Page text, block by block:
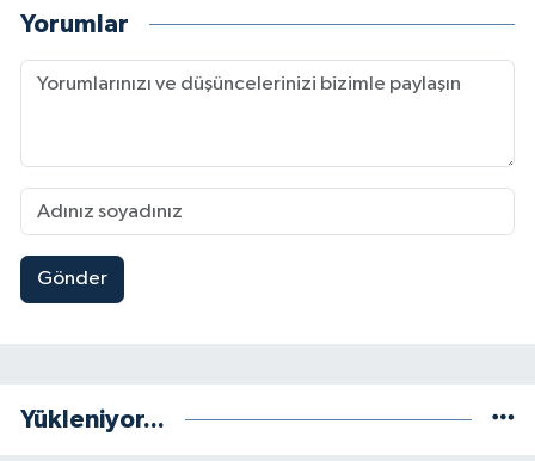
Yorumlar
Gönder
Yükleniyor...